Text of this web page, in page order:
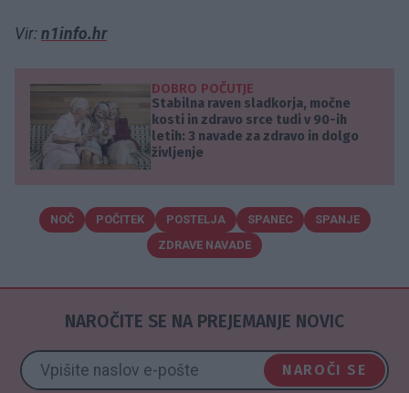
Vir: n1info.hr
DOBRO POČUTJE
Stabilna raven sladkorja, močne
kosti in zdravo srce tudi v 90-ih
letih: 3 navade za zdravo in dolgo
življenje
NOČ POČITEK POSTELJA SPANEC
SPANJE
ZDRAVE NAVADE
NAROČITE SE NA PREJEMANJE NOVIC
NAROČI SE